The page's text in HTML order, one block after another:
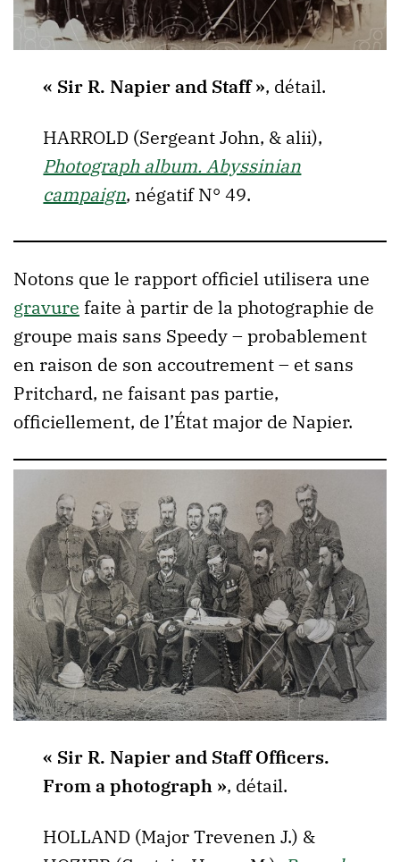
« Sir R. Napier and Staff », détail.
HARROLD (Sergeant John, & alii),
Photograph album. Abyssinian
campaign, négatif N° 49.
Notons que le rapport officiel utilisera une
gravure faite à partir de la photographie de
groupe mais sans Speedy – probablement
en raison de son accoutrement – et sans
Pritchard, ne faisant pas partie,
officiellement, de l’État major de Napier.
« Sir R. Napier and Staff Officers.
From a photograph », détail.
HOLLAND (Major Trevenen J.) &